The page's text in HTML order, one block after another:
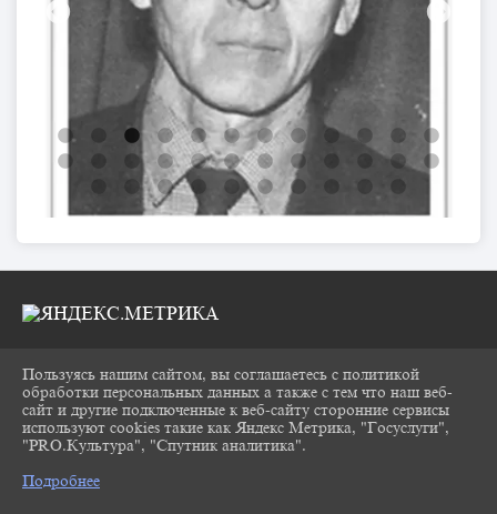
2026 Г. CHUKOVKA17.RU
ВХОД
КАРТА САЙТА
ПОЛИТИКА ОБРАБОТКИ ПЕРСОНАЛЬНЫХ
Пользуясь нашим сайтом, вы соглашаетесь с политикой
обработки персональных данных а также с тем что наш веб-
сайт и другие подключенные к веб-сайту сторонние сервисы
используют cookies такие как Яндекс Метрика, "Госуслуги",
"PRO.Культура", "Спутник аналитика".
Подробнее